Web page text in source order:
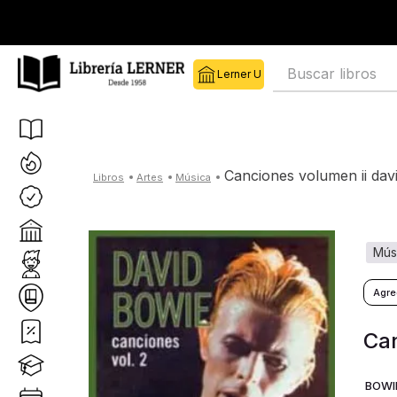
Buscar libros
artes música canciones volumen ii